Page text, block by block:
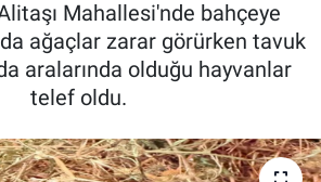
Mahallesi'nde bahçeye
ağaçlar zarar görürken tavuk
aralarında olduğu hayvanlar
telef oldu.
Durumu ve Fikstür